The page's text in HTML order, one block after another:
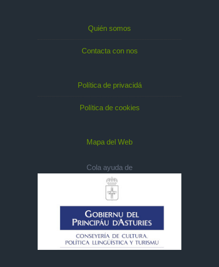
Quién somos
Contacta con nos
Política de privacidá
Política de cookies
Mapa del Web
Cola ayuda de